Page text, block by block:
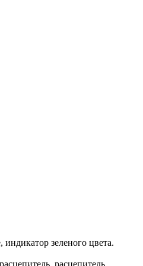
зеленого цвета.